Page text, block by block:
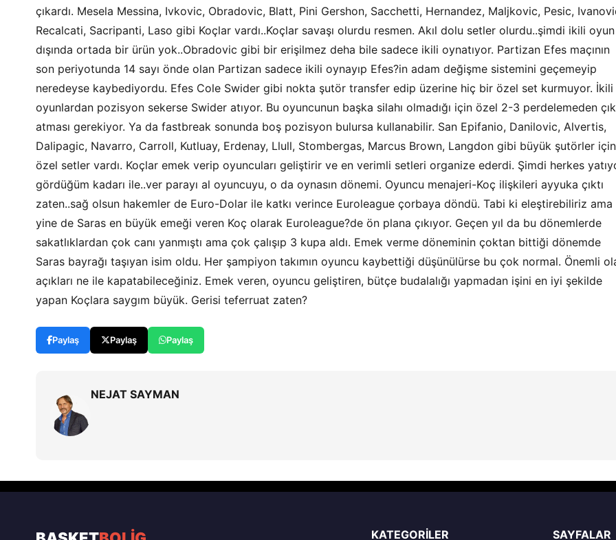
çıkardı. Mesela Messina, Ivkovic, Obradovic, Blatt, Pini Gershon, Sacchetti, Hernandez, Maljkovic, Pesic,
Recalcati, Sacripanti, Laso gibi Koçlar vardı..Koçlar savaşı olurdu resmen. Akıl dolu setler olurdu..şimdi ikili oyun
dışında ortada bir ürün yok..Obradovic gibi bir erişilmez deha bile sadece ikili oynatıyor. Partizan Efes maçının
son periyotunda 14 sayı önde olan Partizan sadece ikili oynayıp Efes?in adam değişme sistemini geçemeyip
neredeyse kaybediyordu. Efes Cole Swider gibi nokta şutör transfer edip üzerine hiç bir özel set kurmuyor. İkili
oyunlardan pozisyon sekerse Swider atıyor. Bu oyuncunun başka silahı olmadığı için özel 2-3 perdelemeden
atması gerekiyor. Ya da fastbreak sonunda boş pozisyon bulursa kullanabilir. San Epifanio, Danilovic, Alvertis,
Dalipagic, Navarro, Carroll, Kutluay, Erdenay, Llull, Stombergas, Marcus Brown, Langdon gibi büyük şutörler için
özel setler vardı. Koçlar emek verip oyuncuları geliştirir ve en verimli setleri organize ederdi. Şimdi herkes
gördüğüm kadarı ile..ver parayı al oyuncuyu, o da oynasın dönemi. Oyuncu menajeri-Koç ilişkileri ayyuka çıktı
zaten..sağ olsun hakemler de Euro-Dolar ile katkı verince Euroleague çorbaya döndü. Tabi ki eleştirebiliriz ama
yine de Saras en büyük emeği veren Koç olarak Euroleague?de ön plana çıkıyor. Geçen yıl da bu dönemlerde
sakatlıklardan çok canı yanmıştı ama çok çalışıp 3 kupa aldı. Emek verme döneminin çoktan bittiği dönemde
Saras bayrağı taşıyan isim oldu. Her şampiyon takımın oyuncu kaybettiği düşünülürse bu çok normal. Önemli
açıkları ne ile kapatabileceğiniz. Emek veren, oyuncu geliştiren, bütçe budalalığı yapmadan işini en iyi şekilde
yapan Koçlara saygım büyük. Gerisi teferruat zaten?
Paylaş Paylaş Paylaş
NEJAT SAYMAN
KATEGORILER SAYFALAR